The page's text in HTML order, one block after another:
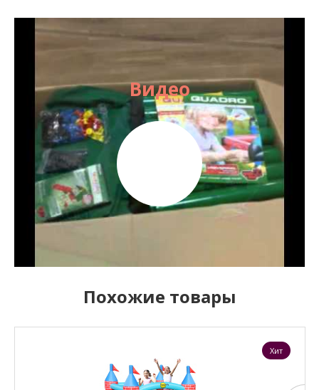
Видео
Похожие товары
Хит